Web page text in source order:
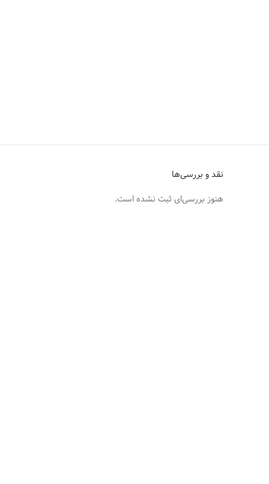
نقد و بررسی‌ها
هنوز بررسی‌ای ثبت نشده است.